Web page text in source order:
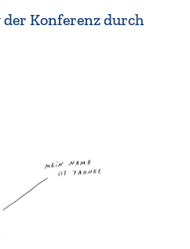
Konferenz durch